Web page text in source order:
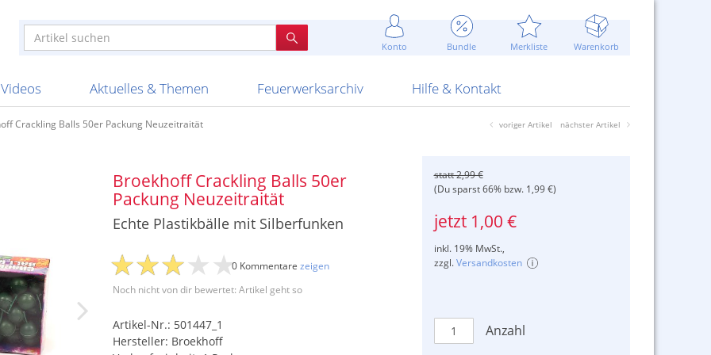
Konto Bundle Merkliste Warenkorb
Schallerzeuger P1
Feuerwerk T1
Schachteln und Attrappen
Streich- und Bengalhölzer
Blitzschnell...
Sommerpreise u.v.m.
Videos
Knallkörper
Batterien
Aktuelles & Themen
Ladenverkauf 2024
20 Jahre Feuerwerksvitrine
Ausnahmegenehmigung
Sammlertreffen
Feuerwerksarchiv
Fireworks Apel Feuerwerk Argento Feuerwerk ARS Pirotecnia
BKV Vuurwerk Bothmer Pyrotechnik
Hilfe & Kontakt
Bestellschluss
Altersnachweis
Versanddienste
Gewerbetreibende
Kontaktformular
AGB
Crackling Balls 50er Packung Neuzeitraität voriger Artikel nächster Artikel
Broekhoff Crackling Balls 50er
Packung Neuzeitraität
Echte Plastikbälle mit Silberfunken
Noch nicht von dir bewertet: Artikel geht so
0 Kommentare zeigen
Artikel-Nr.: 501447_1
Hersteller: Broekhoff
statt 2,99 €
(Du sparst 66% bzw. 1,99 €)
jetzt 1,00 €
inkl. 19% MwSt.,
zzgl.Versandkosten
Anzahl